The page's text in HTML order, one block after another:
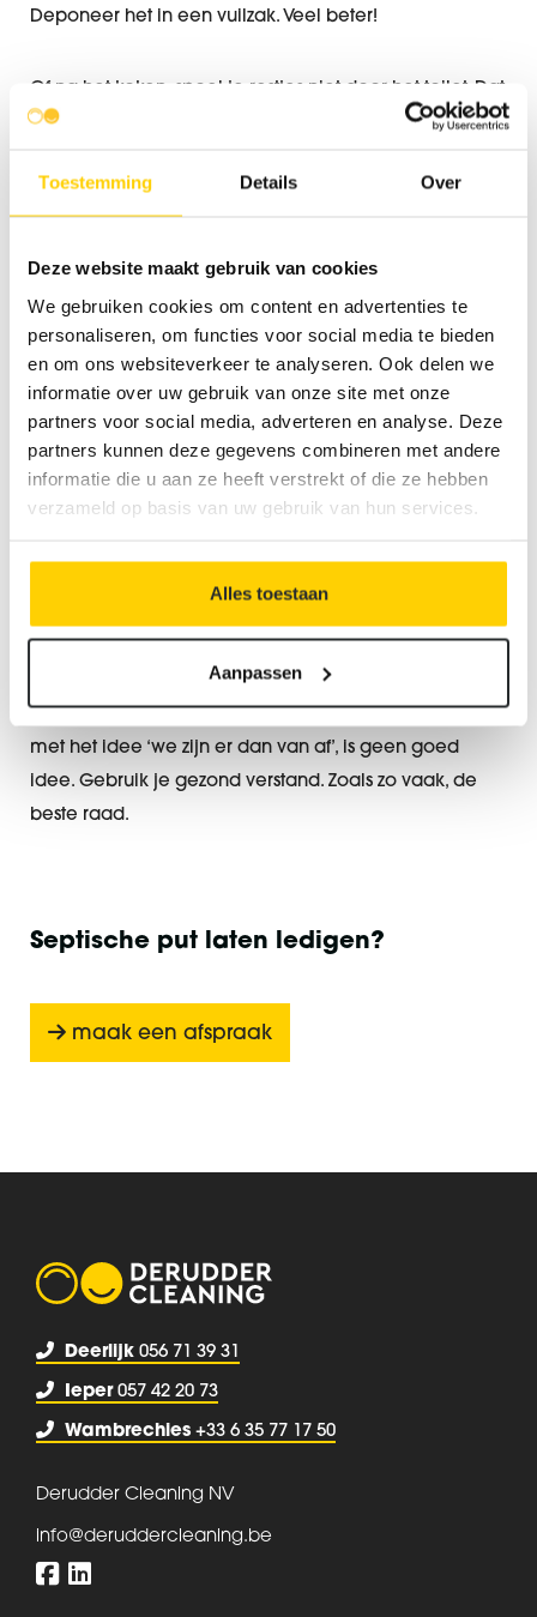
Toestemming Details Over
Deze website maakt gebruik van cookies
We gebruiken cookies om content en advertenties te
personaliseren, om functies voor social media te bieden
en om ons websiteverkeer te analyseren. Ook delen we
informatie over uw gebruik van onze site met onze
partners voor social media, adverteren en analyse. Deze
partners kunnen deze gegevens combineren met andere
informatie die u aan ze heeft verstrekt of die ze hebben
verzameld op basis van uw gebruik van hun services.
Alles toestaan
Aanpassen
Deponeer het in een vuilzak. Veel beter!
Of na het koken, spoel je restjes niet door het toilet. Dat
is echt geen goede oplossing. Olie en vet zet zich vast
het vermijden waard.
Biologisch afbreekbare
schoonmaakproducten
Biologisch afbreekbare schoonmaakproducten
mogen dan wel weer in de septische put arriveren.
Omwille van de eenvoudige redenen: in een
septische put zitten bacteriën die met plezier de
biologisch schoonmaakproducten beginnen af te
breken.
Conclusie
Enkel wat van nature thuishoort in het toilet mag ook in
met het idee ‘we zijn er dan van af’, is geen goed
idee. Gebruik je gezond verstand. Zoals zo vaak, de
beste raad.
Septische put laten ledigen?
maak een afspraak
Deerlijk 056 71 39 31
Ieper057 42 20 73
Wambrechies +33 6 35 77 17 50
Derudder Cleaning NV
info@deruddercleaning.be